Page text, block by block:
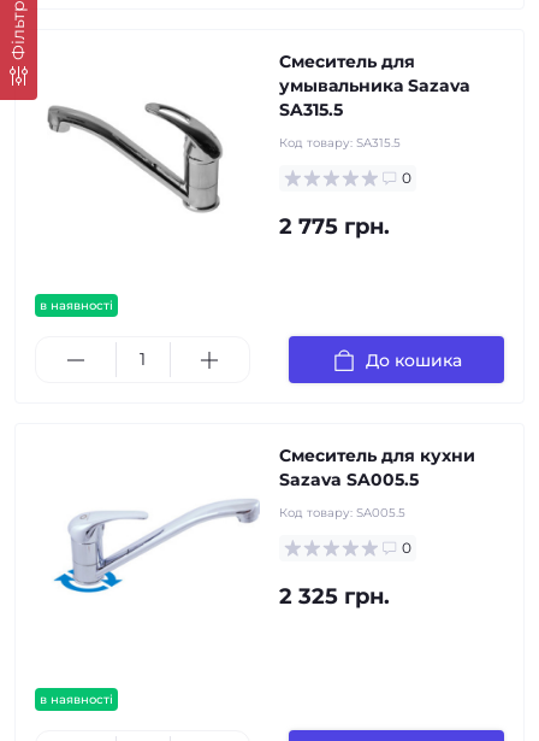
Фільтр
в наявності
Смеситель для
умывальника Sazava
SA315.5
Код товару: SA315.5
0
2 775 грн.
До кошика
в наявності
Смеситель для кухни
Sazava SA005.5
Код товару: SA005.5
0
2 325 грн.